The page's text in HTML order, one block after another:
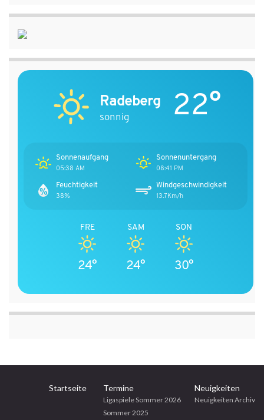
Radeberg
sonnig 22°
Sonnenaufgang
05:38 AM
Sonnenuntergang
08:41 PM
Feuchtigkeit
38%
Windgeschwindigkeit
13.7Km/h
FRE
24°
SAM
24°
SON
30°
Startseite Termine
Ligaspiele Sommer 2026
Sommer 2025
Neuigkeiten
Neuigkeiten Archiv